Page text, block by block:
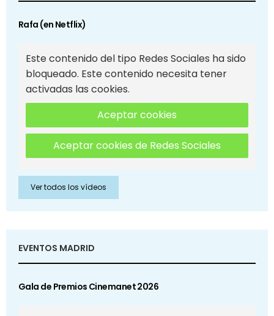
Rafa (en Netflix)
Este contenido del tipo Redes Sociales ha sido
bloqueado. Este contenido necesita tener
activadas las cookies.
Aceptar cookies
Aceptar cookies de Redes Sociales
Ver todos los vídeos
EVENTOS MADRID
Gala de Premios Cinemanet 2026